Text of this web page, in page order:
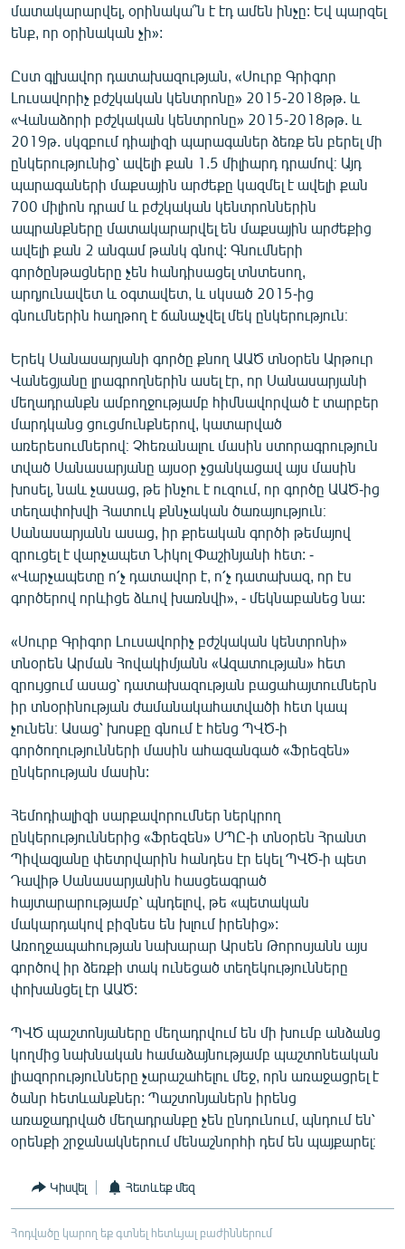
մատակարարվել, օրինակա՞ն է էդ ամեն ինչը: Եվ պարզել
ենք, որ օրինական չի»:
Ըստ գլխավոր դատախազության, «Սուրբ Գրիգոր
Լուսավորիչ բժշկական կենտրոնը» 2015-2018թթ. և
«Վանաձորի բժշկական կենտրոնը» 2015-2018թթ. և
2019թ. սկզբում դիալիզի պարագաներ ձեռք են բերել մի
ընկերությունից՝ ավելի քան 1.5 միլիարդ դրամով։ Այդ
պարագաների մաքսային արժեքը կազմել է ավելի քան
700 միլիոն դրամ և բժշկական կենտրոններին
ապրանքները մատակարարվել են մաքսային արժեքից
ավելի քան 2 անգամ թանկ գնով: Գնումների
գործընթացները չեն հանդիսացել տնտեսող,
արդյունավետ և օգտավետ, և սկսած 2015-ից
գնումներին հաղթող է ճանաչվել մեկ ընկերություն։
Երեկ Սանասարյանի գործը քնող ԱԱԾ տնօրեն Արթուր
Վանեցյանը լրագրողներին ասել էր, որ Սանասարյանի
մեղադրանքն ամբողջությամբ հիմնավորված է տարբեր
մարդկանց ցուցմունքներով, կատարված
առերեսումներով։ Չհեռանալու մասին ստորագրություն
տված Սանասարյանը այսօր չցանկացավ այս մասին
խոսել, նաև չասաց, թե ինչու է ուզում, որ գործը ԱԱԾ-ից
տեղափոխվի Հատուկ քննչական ծառայություն։
Սանասարյանն ասաց, իր քրեական գործի թեմայով
զրուցել է վարչապետ Նիկոլ Փաշինյանի հետ: -
«Վարչապետը ո՛չ դատավոր է, ո՛չ դատախազ, որ էս
գործերով որևիցե ձևով խառնվի», - մեկնաբանեց նա:
«Սուրբ Գրիգոր Լուսավորիչ բժշկական կենտրոնի»
տնօրեն Արման Հովակիմյանն «Ազատության» հետ
զրույցում ասաց՝ դատախազության բացահայտումներն
իր տնօրինության ժամանակահատվածի հետ կապ
չունեն։ Ասաց՝ խոսքը գնում է հենց ՊՎԾ-ի
գործողությունների մասին ահազանգած «Ֆրեզեն»
ընկերության մասին:
Հեմոդիալիզի սարքավորումներ ներկրող
ընկերություններից «Ֆրեզեն» ՍՊԸ-ի տնօրեն Հրանտ
Պիվազյանը փետրվարին հանդես էր եկել ՊՎԾ-ի պետ
Դավիթ Սանասարյանին հասցեագրած
հայտարարությամբ՝ պնդելով, թե «պետական
մակարդակով բիզնես են խլում իրենից»:
Առողջապահության նախարար Արսեն Թորոսյանն այս
գործով իր ձեռքի տակ ունեցած տեղեկությունները
փոխանցել էր ԱԱԾ:
ՊՎԾ պաշտոնյաները մեղադրվում են մի խումբ անձանց
կողմից նախնական համաձայնությամբ պաշտոնեական
լիազորությունները չարաշահելու մեջ, որն առաջացրել է
ծանր հետևանքներ: Պաշտոնյաներն իրենց
առաջադրված մեղադրանքը չեն ընդունում, պնդում են՝
օրենքի շրջանակներում մենաշնորհի դեմ են պայքարել։
Կիսվել Հետևեք մեզ
Հոդվածը կարող եք գտնել հետևյալ բաժիններում